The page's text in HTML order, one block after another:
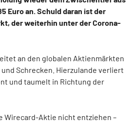
Euro an. Schuld daran ist der
der weiterhin unter der Corona-
an den globalen Aktienmärkten
Schrecken. Hierzulande verliert
und taumelt in Richtung der
Wirecard-Aktie nicht entziehen –